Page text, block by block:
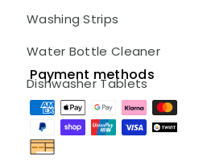
Washing Strips
Water Bottle Cleaner
Dishwasher Tablets
Payment methods
Payment
methods